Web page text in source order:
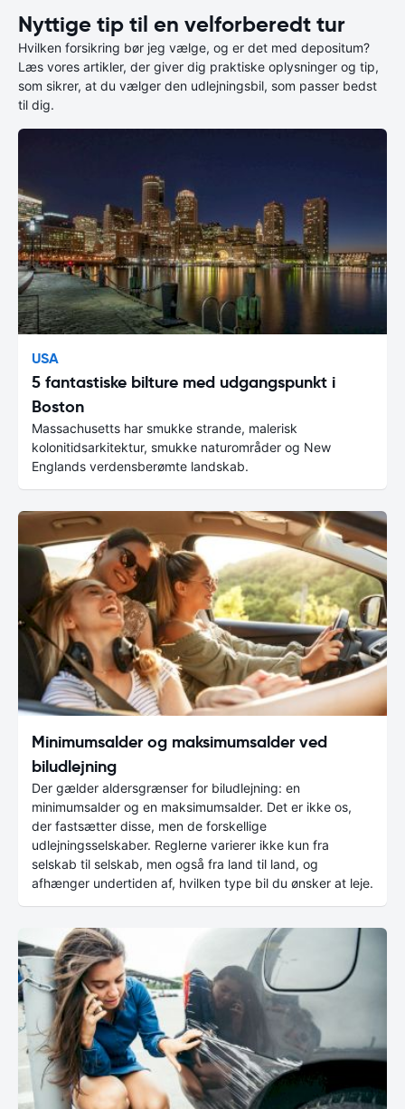
Nyttige tip til en velforberedt tur
Hvilken forsikring bør jeg vælge, og er det med depositum?
Læs vores artikler, der giver dig praktiske oplysninger og tip,
som sikrer, at du vælger den udlejningsbil, som passer bedst
til dig.
USA
5 fantastiske bilture med udgangspunkt i
Boston
Massachusetts har smukke strande, malerisk
kolonitidsarkitektur, smukke naturområder og New
Englands verdensberømte landskab.
Minimumsalder og maksimumsalder ved
biludlejning
Der gælder aldersgrænser for biludlejning: en
minimumsalder og en maksimumsalder. Det er ikke os,
der fastsætter disse, men de forskellige
udlejningsselskaber. Reglerne varierer ikke kun fra
selskab til selskab, men også fra land til land, og
afhænger undertiden af, hvilken type bil du ønsker at leje.